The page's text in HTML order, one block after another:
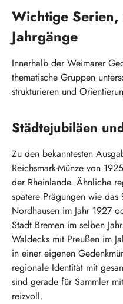
Wichtige
Jahrgänge
Innerhalb der Weimarer
thematische Gruppen
strukturieren und
Städtejubiläen
Zu den bekanntesten
Reichsmark-Münze von
der Rheinlande. Ähnliche
spätere Prägungen wie
Nordhausen im Jahr 1927
Stadt Bremen im selben
Waldecks mit Preußen im
in einer eigenen
regionale Identität mit
sind gerade für Sammler
reizvoll.